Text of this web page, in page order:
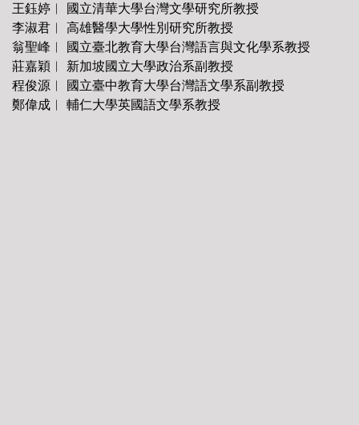
王鈺婷︱ 國立清華大學台灣文學研究所教授
李淑君︱ 高雄醫學大學性別研究所教授
翁聖峰︱ 國立臺北教育大學台灣語言與文化學系教授
莊嘉穎︱ 新加坡國立大學政治系副教授
程俊源︱ 國立臺中教育大學台灣語文學系副教授
鄭偉成︱ 輔仁大學英國語文學系教授